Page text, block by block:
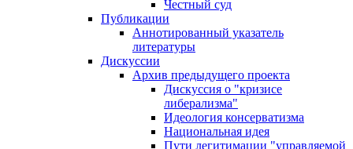
Честный суд
Публикации
Аннотированный указатель
литературы
Дискуссии
Архив предыдущего проекта
Дискуссия о "кризисе
либерализма"
Идеология консерватизма
Национальная идея
Пути легитимации "управляемой